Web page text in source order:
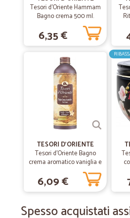
Tempestività e qualità. Consigliati !
Anna maria D.
prodotti conformi alla descrizione
prodotti conformi alla descrizione e
assolutamente soddisfatta
—.
ottimo servizio
ottimo servizio, ho tolto una stella perchè
nere in quanto erano state tenute in cella
con le banane, ed inoltre , questo
trasporto è durato quattro giorni.
Precisi e affidabili consegne come
Tesori d'Oriente Hammam
Bagno crema 500 ml.
6,35 €
TESORI D'ORIENTE
Tesori d'Oriente Bagno
crema aromatico vaniglia e
zenzero del Madagascar
500 ml.
6,09 €
Spesso acquistati